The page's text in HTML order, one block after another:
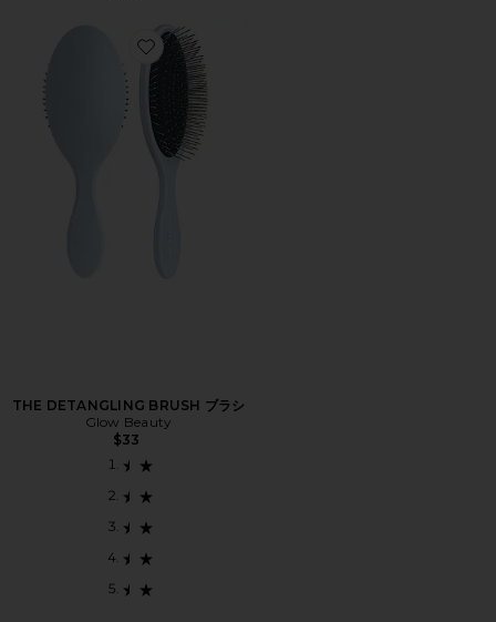
Favorite THE DETANGLING BRUSH ブラシ
THE DETANGLING BRUSH ブラシ
Glow Beauty
$33